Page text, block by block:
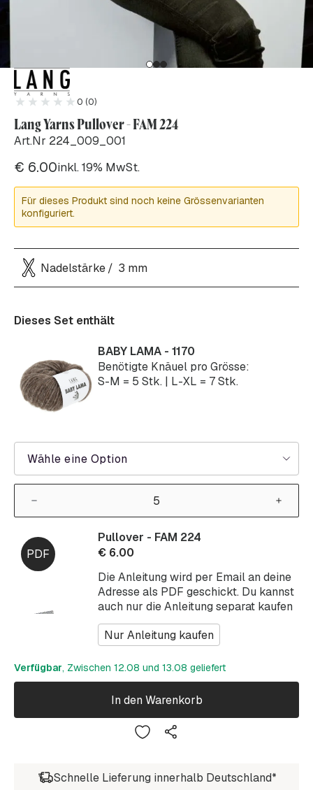
0 (0)
Lang Yarns Pullover - FAM 224
Art.Nr 224_009_001
€ 6.00inkl. 19% MwSt.
Für dieses Produkt sind noch keine Grössenvarianten
konfiguriert.
Nadelstärke 3 mm
Dieses Set enthält
Wähle eine Option
BABY LAMA - 1170
Benötigte Knäuel pro Grösse:
S-M = 5 Stk. | L-XL = 7 Stk.
Die Anleitung wird per Email an deine
Adresse als PDF geschickt. Du kannst
auch nur die Anleitung separat kaufen
Nur Anleitung kaufen
Pullover - FAM 224
€ 6.00
Verfügbar, Zwischen 12.08 und 13.08 geliefert
In den Warenkorb
Schnelle Lieferung innerhalb Deutschland*